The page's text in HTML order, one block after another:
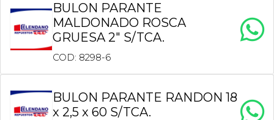
BULON PARANTE
MALDONADO ROSCA
GRUESA 2″ S/TCA.
COD: 8298-6
BULON PARANTE RANDON 18
x 2,5 x 60 S/TCA.